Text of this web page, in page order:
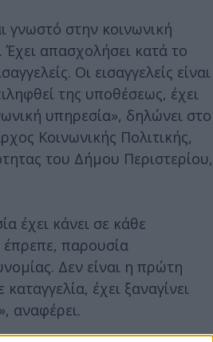
γνωστό στην κοινωνική
απασχολήσει κατά το
Οι εισαγγελείς είναι
της υποθέσεως, έχει
υπηρεσία», δηλώνει στο
Κοινωνικής Πολιτικής,
του Δήμου Περιστερίου,
έχει κάνει σε κάθε
παρουσία
Δεν είναι η πρώτη
έχει ξαναγίνει
αναφέρει.